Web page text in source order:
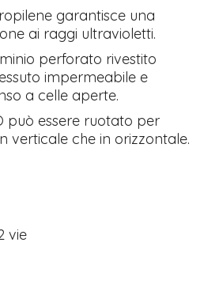
garantisce una
ai raggi ultravioletti.
perforato rivestito
impermeabile e
a celle aperte.
può essere ruotato per
verticale che in orizzontale.
vie